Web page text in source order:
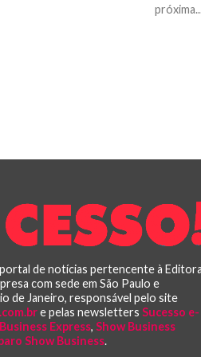
de notícias pertencente à
com sede em São Paulo e
de Janeiro, responsável pelo site
e pelas newsletters Sucesso e-
Express, Show Business
Show Business.